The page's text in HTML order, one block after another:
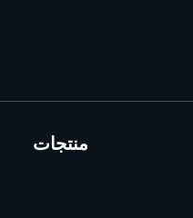
منتجات